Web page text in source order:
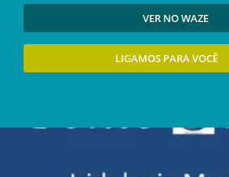
VER NO WAZE
LIGAMOS PARA VOCÊ